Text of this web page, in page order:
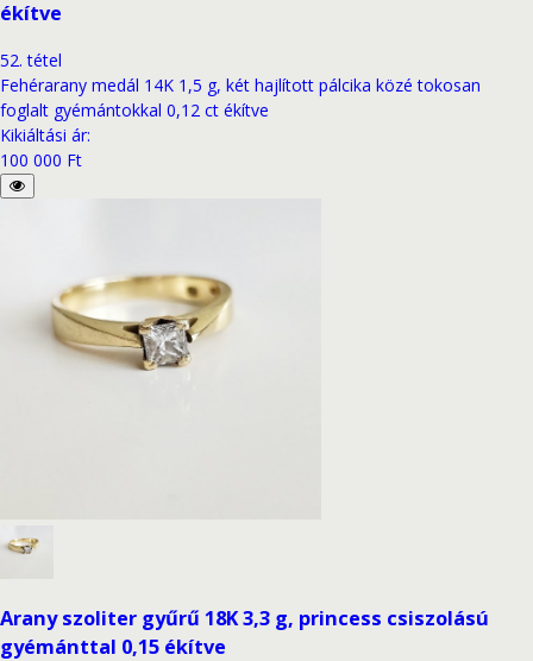
ékítve
52. tétel
Fehérarany medál 14K 1,5 g, két hajlított pálcika közé tokosan
foglalt gyémántokkal 0,12 ct ékítve
Kikiáltási ár:
100 000 Ft
Arany szoliter gyűrű 18K 3,3 g, princess csiszolású
gyémánttal 0,15 ékítve